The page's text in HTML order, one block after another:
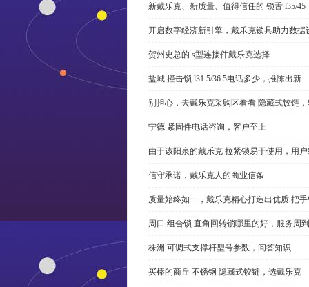
新戴乐克、新质量、值得信任的 锁舌 l35/45
开启数字经济新引擎，戴乐克锁具助力数据
贺州史总的 s型连接件戴乐克选择
盐城 撞击锁 l31.5/36.5电话多少，推陈出新
别担心，去戴乐克采购区看看 隐藏式铰链
宁德 紧固件电话咨询，客户至上
由于该阳泉的戴乐克 拉紧锁易于使用，用
信守承诺，戴乐克人的商业信条
质量始终如一，戴乐克精心打造出优质 把
周口 组合锁 直角回转锁哪里的好，服务周到
株洲 可调式支撑杆型号参数，问答知识
买棒的商丘 不锈钢 隐藏式铰链，选戴乐克